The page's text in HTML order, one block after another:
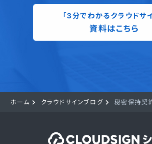
「3分でわかるクラウドサ
資料はこちら
ホーム クラウドサインブログ 秘密保持契